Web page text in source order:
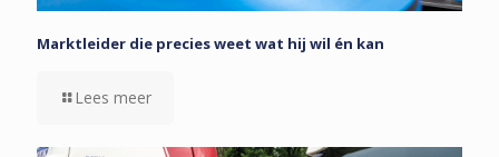
Marktleider die precies weet wat hij wil én kan
Lees meer